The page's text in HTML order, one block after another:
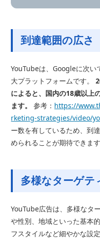
到達範囲の広さ
YouTubeは、Googleに次い
大プラットフォームです。
によると、国内の18歳以上
ます。
参考： https://
rketing-strategies/video/
ー数を有しているため、到
められることが期待できます
多様なターゲテ
YouTube広告は、多様なタ
や性別、地域といった基本
フスタイルなど細やかな設定